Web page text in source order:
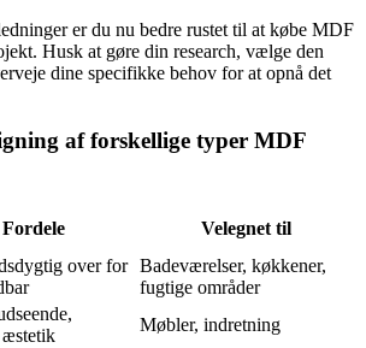
er du nu bedre rustet til at købe MDF
Husk at gøre din research, vælge den
dine specifikke behov for at opnå det
af forskellige typer MDF
Fordele
Velegnet til
over for Badeværelser, køkkener,
fugtige områder
æstetik
Møbler, indretning